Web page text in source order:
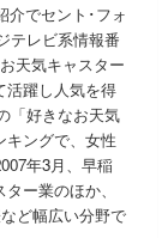
介でセント･フォ
テレビ系情報番
天気キャスター
活躍し人気を得
「好きなお天気
キングで、女性
年3月、早稲
ー業のほか、
ど幅広い分野で